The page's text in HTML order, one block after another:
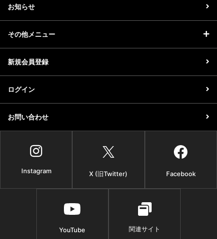
お知らせ
その他メニュー
新規会員登録
ログイン
お問い合わせ
Instagram X (旧Twitter) Facebook
YouTube 関連サイト